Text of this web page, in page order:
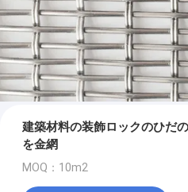
建築材料の装飾ロックのひだ
を金網
MOQ：10m2